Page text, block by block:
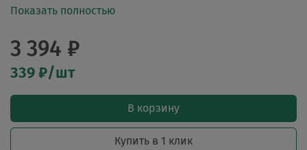
3 394 ₽
339 ₽/шт
В корзину
Купить в 1 клик
температурах, чтобы избежать типичной лагерной
практически кристально прозрачным. В то же время
В результате мы получили чистый, сухой, горький,
мощно охмеленный IPA в новом прочт.
Показать полностью